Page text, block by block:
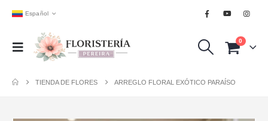
Español
0
TIENDA DE FLORES ARREGLO FLORAL EXÓTICO PARAÍSO